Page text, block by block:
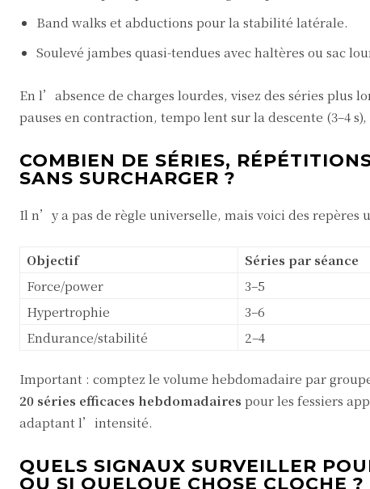
Band walks et abductions pour la stabilité latérale.
Soulevé jambes quasi-tendues avec haltères ou sac
En l’absence de charges lourdes, visez des séries plus
pauses en contraction, tempo lent sur la descente (3–4 s),
COMBIEN DE SÉRIES,
SANS SURCHARGER ?
Il n’y a pas de règle universelle, mais voici des repères
Objectif Séries par séance
Force/power
3–5
Hypertrophie
3–6
Endurance/stabilité
2–4
Important : comptez le volume hebdomadaire par
20 séries efficaces hebdomadaires pour les fessiers
adaptant l’intensité.
QUELS SIGNAUX SURVEILLER
OU SI QUELQUE CHOSE CLOCHE ?